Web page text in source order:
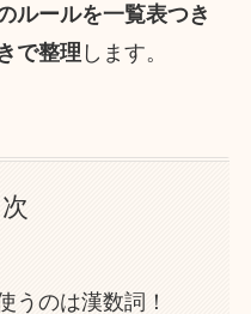
ルールを一覧表つき
で整理 します。
うのは漢数詞！